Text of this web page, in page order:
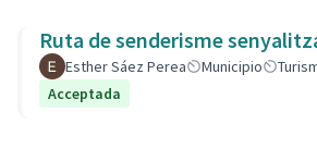
Ruta de senderisme
Esther Sáez Perea Municipio
Acceptada